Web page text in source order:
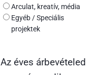
Arculat, kreatív, média
Egyéb / Speciális
projektek
Az éves árbevételed